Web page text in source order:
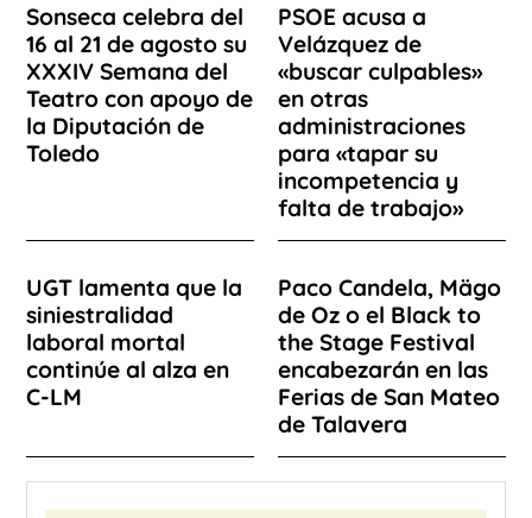
Sonseca celebra del
16 al 21 de agosto su
XXXIV Semana del
Teatro con apoyo de
la Diputación de
Toledo
PSOE acusa a
Velázquez de
«buscar culpables»
en otras
administraciones
para «tapar su
incompetencia y
falta de trabajo»
UGT lamenta que la
siniestralidad
laboral mortal
continúe al alza en
C-LM
Paco Candela, Mägo
de Oz o el Black to
the Stage Festival
encabezarán en las
Ferias de San Mateo
de Talavera